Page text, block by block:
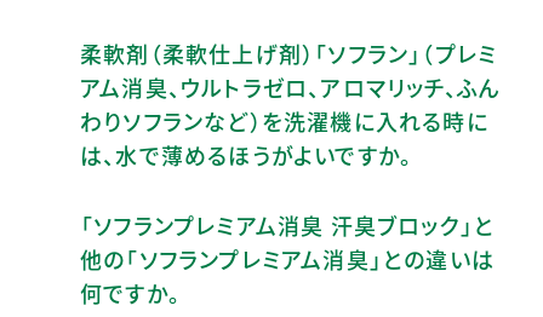
柔軟剤（柔軟仕上げ剤）「ソフラン」（プレミ
アム消臭、ウルトラゼロ、アロマリッチ、ふん
わりソフランなど）を洗濯機に入れる時に
は、水で薄めるほうがよいですか。
「ソフランプレミアム消臭 汗臭ブロック」と
他の「ソフランプレミアム消臭」との違いは
何ですか。